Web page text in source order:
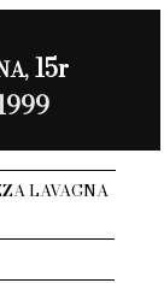
15r
LAVAGNA